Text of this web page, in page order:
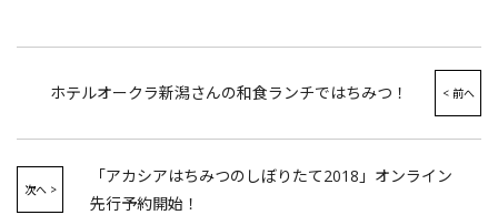
ホテルオークラ新潟さんの和食ランチではちみつ！
「アカシアはちみつのしぼりたて2018」オンライン
先行予約開始！